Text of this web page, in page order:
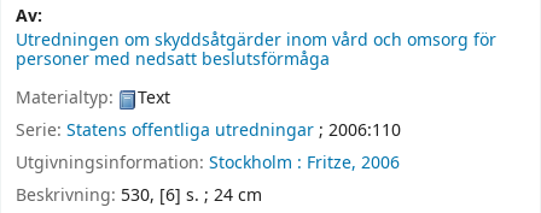
Av:
Utredningen om skyddsåtgärder inom vård och omsorg för
personer med nedsatt beslutsförmåga
Materialtyp:
Text
Serie: Statens offentliga utredningar; 2006:110
Utgivningsinformation: Stockholm : Fritze, 2006
Beskrivning: 530, [6] s. ; 24 cm